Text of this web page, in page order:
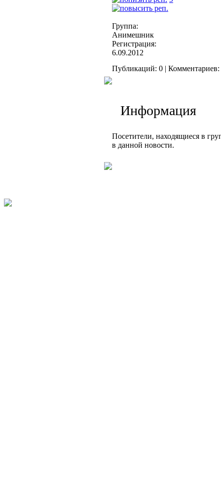
Группа:
Анимешник
Регистрация:
6.09.2012
Публикаций: 0 | Комментариев:
Информация
Посетители, находящиеся в
в данной новости.